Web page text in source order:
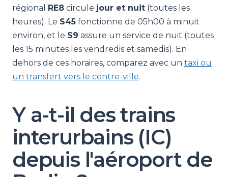
régional RE8 circule jour et nuit (toutes les
heures). Le S45 fonctionne de 05h00 à minuit
environ, et le S9 assure un service de nuit (toutes
les 15 minutes les vendredis et samedis). En
dehors de ces horaires, comparez avec un taxi ou
un transfert vers le centre-ville.
Y a-t-il des trains
interurbains (IC)
depuis l'aéroport de